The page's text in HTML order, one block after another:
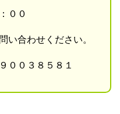
００
い合わせください。
０３８５８１